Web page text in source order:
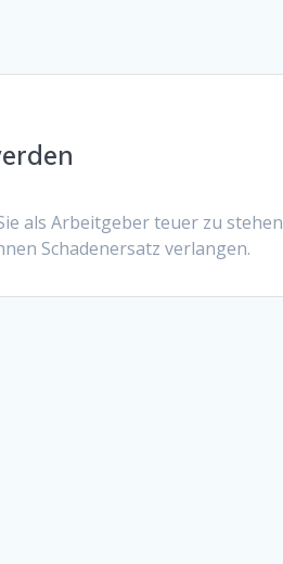
als Arbeitgeber teuer zu stehen
Schadenersatz verlangen.